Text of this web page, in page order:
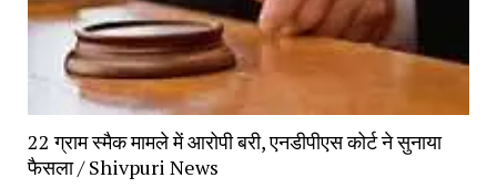
22 ग्राम स्मैक मामले में आरोपी बरी, एनडीपीएस कोर्ट ने सुनाया
फैसला / Shivpuri News